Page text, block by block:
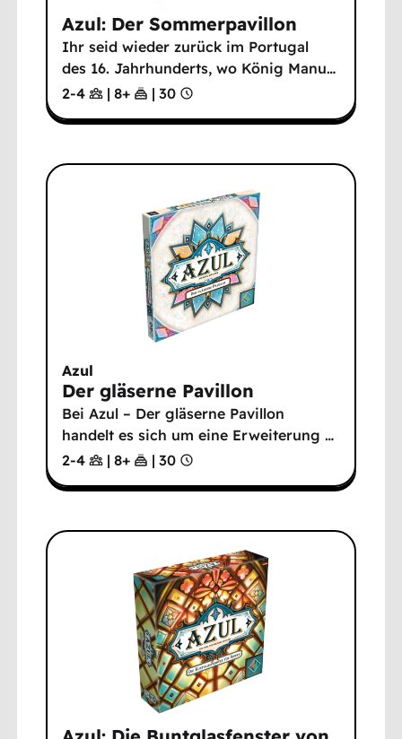
Azul: Der Sommerpavillon
Ihr seid wieder zurück im Portugal
des 16. Jahrhunderts, wo König Manu…
2-4
| 8+ | 30
Azul
Der gläserne Pavillon
Bei Azul – Der gläserne Pavillon
handelt es sich um eine Erweiterung…
2-4
| 8+ | 30